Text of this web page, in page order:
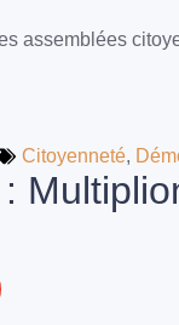
assemblées
Citoyenneté,